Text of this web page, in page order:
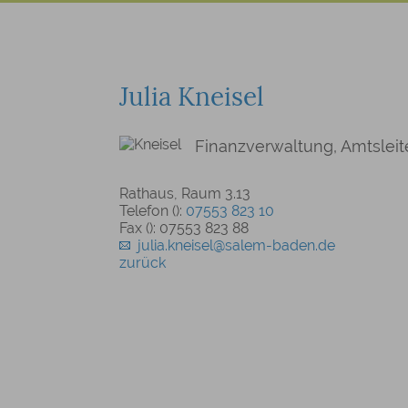
Julia Kneisel
Finanzverwaltung,
Rathaus, Raum 3.13
Telefon (): 07553 823 10
Fax (): 07553 823 88
julia.kneisel@salem-baden.de
zurück